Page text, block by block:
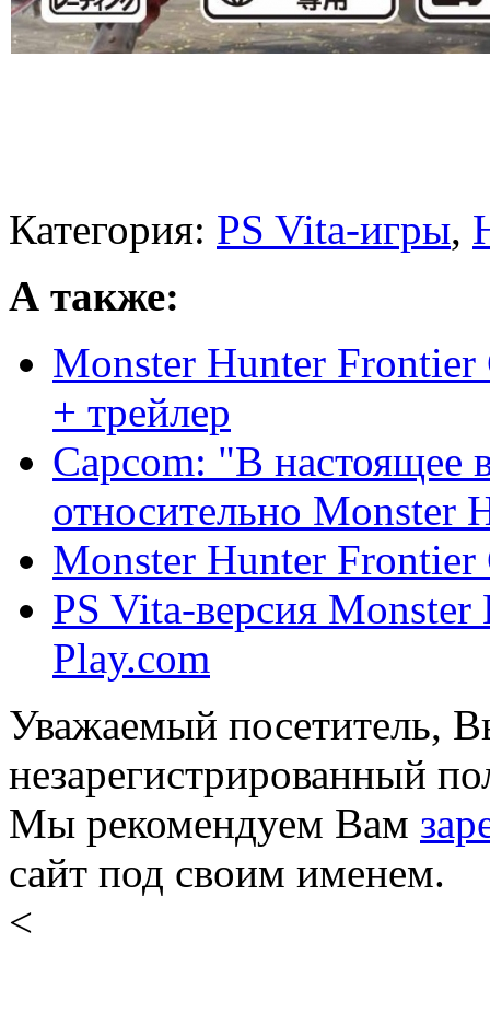
Категория: PS Vita-игры,
А также:
Monster Hunter Frontier
+ трейлер
Capcom: "В настоящее
относительно Monster
Monster Hunter Frontier
PS Vita-версия Monster
Play.com
Уважаемый посетитель,
незарегистрированный
Мы рекомендуем Вам
сайт под своим именем.
<